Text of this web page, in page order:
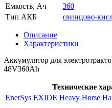
Емкость, Ач
360
Тип АКБ
свинцово-
Описание
Характеристики
Аккумулятор для
48V360Ah
Технические
EnerSys EXIDE Heavy Horse